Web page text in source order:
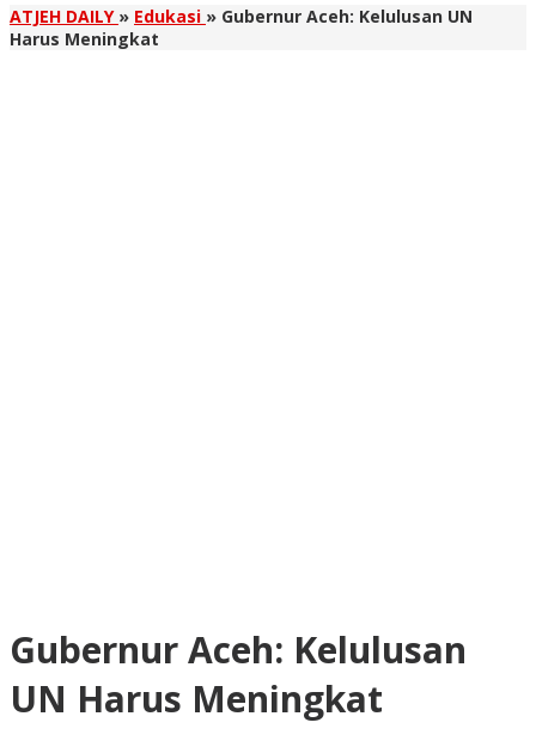
ATJEH DAILY » Edukasi » Gubernur Aceh: Kelulusan UN
Harus Meningkat
Gubernur Aceh: Kelulusan
UN Harus Meningkat